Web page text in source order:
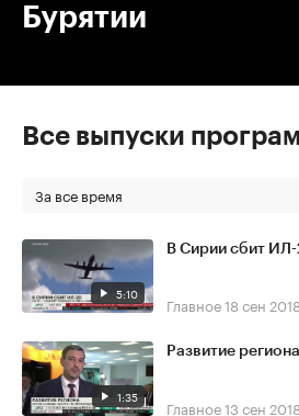
Бурятии
Все выпуски
За все время
5:10
В Сирии сбит
Главное18 сен
1:35
Развитие региона
Главное13 сен